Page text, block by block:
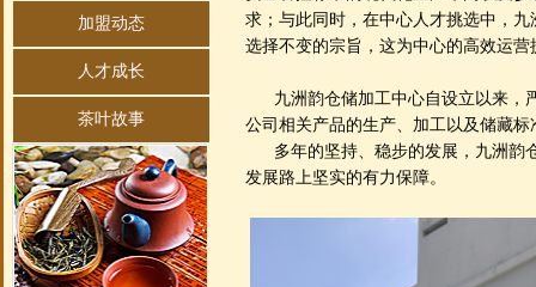
加盟动态
人才成长
茶叶故事
求；与此同时，在中心人才挑选中，
选择不变的宗旨，这为中心的高效运营
九洲韵仓储加工中心自设立以来，
公司相关产品的生产、加工以及储藏
多年的坚持、稳步的发展，九洲韵
发展路上坚实的有力保障。